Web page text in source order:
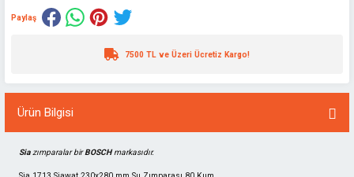
Paylaş
7500 TL ve Üzeri Ücretiz Kargo!
Ürün Bilgisi
Sia zımparalar birBOSCHmarkasıdır.